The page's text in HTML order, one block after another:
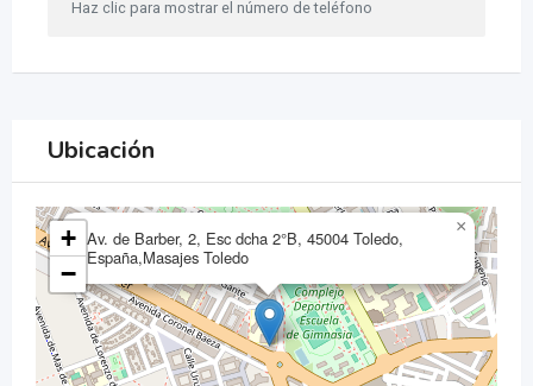
Haz clic para mostrar el número de teléfono
Ubicación
Av. de Barber, 2, Esc dcha 2°B, 45004 Toledo,
España,Masajes Toledo
×
+
−